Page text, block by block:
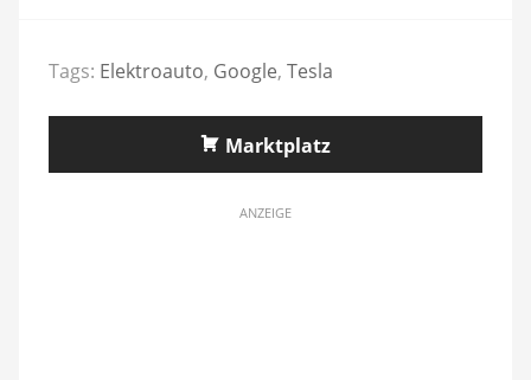
Tags: Elektroauto, Google, Tesla
Marktplatz
ANZEIGE